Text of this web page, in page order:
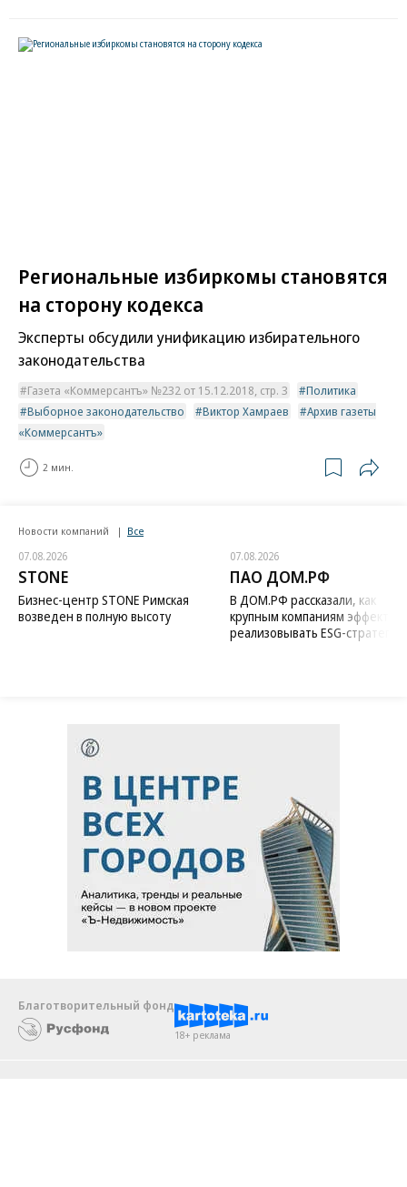
Региональные избиркомы становятся
на сторону кодекса
Эксперты обсудили унификацию избирательного
законодательства
Газета «Коммерсантъ» №232 от 15.12.2018, стр. 3
Политика
Выборное законодательство
Виктор Хамраев
Архив газеты
«Коммерсантъ»
2 мин.
Новости компаний Все
07.08.2026
STONE
Бизнес-центр STONE Римская
возведен в полную высоту
07.08.2026
ПАО ДОМ.РФ
В ДОМ.РФ рассказали, как
крупным компаниям
реализовывать ESG-стратегию
Благотворительный фонд
18+ реклама